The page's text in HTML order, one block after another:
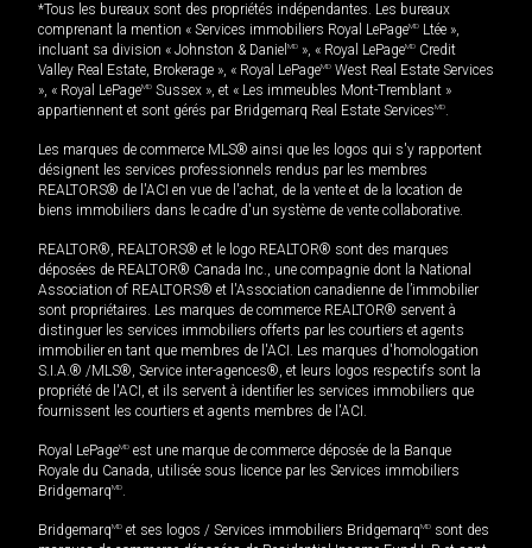
*Tous les bureaux sont des propriétés indépendantes. Les bureaux
comprenant la mention « Services immobiliers Royal LePageMD Ltée »,
incluant sa division « Johnston & Daniel MD », « Royal LePageMD Credit
Valley Real Estate, Brokerage », « Royal LePageMD West Real Estate Services
», « Royal LePageMD Sussex », et « Les immeubles Mont-Tremblant »
appartiennent et sont gérés par Bridgemarq Real Estate ServicesMD.
Les marques de commerce MLS® ainsi que les logos qui s'y rapportent
désignent les services professionnels rendus par les membres
REALTORS® de l'ACI en vue de l'achat, de la vente et de la location de
biens immobiliers dans le cadre d'un système de vente collaborative.
REALTOR®, REALTORS® et le logo REALTOR® sont des marques
déposées de REALTOR® Canada Inc., une compagnie dont la National
Association of REALTORS® et l'Association canadienne de l’immobilier
sont propriétaires. Les marques de commerce REALTOR® servent à
distinguer les services immobiliers offerts par les courtiers et agents
immobilier en tant que membres de l'ACI. Les marques d'homologation
S.I.A.® /MLS®, Service inter-agences®, et leurs logos respectifs sont la
propriété de l'ACI, et ils servent à identifier les services immobiliers que
fournissent les courtiers et agents membres de l'ACI.
Royal LePageMD est une marque de commerce déposée de la Banque
Royale du Canada, utilisée sous licence par les Services immobiliers
BridgemarqMD.
BridgemarqMD et ses logos / Services immobiliers BridgemarqMD sont des